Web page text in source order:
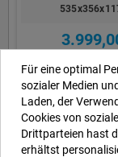
Für eine optimal
sozialer Medien
Laden, der
Cookies von
Drittparteien hast
erhältst